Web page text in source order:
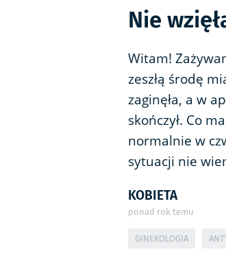
Nie
Witam!
zeszłą środę
zaginęła, a w
skończył. Co
normalnie w
sytuacji nie
KOBIETA
ponad rok temu
GINEKOLOGIA